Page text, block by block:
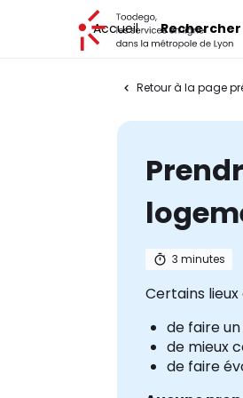
Accueil
Retour à la page
3 minutes
Certains
de faire
de mieux
de faire